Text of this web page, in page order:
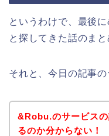
というわけで、最後
と探してきた話のま
それと、今日の記事の
&Robu.のサービス
るのか分からない！